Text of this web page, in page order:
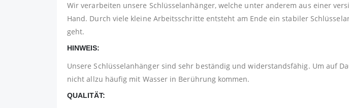
Wir verarbeiten unsere Schlüsselanhänger, welche unter anderem aus einer
Hand. Durch viele kleine Arbeitsschritte entsteht am Ende ein stabiler
geht.
HINWEIS:
Unsere Schlüsselanhänger sind sehr beständig und widerstandsfähig. Um auf
nicht allzu häufig mit Wasser in Berührung kommen.
QUALITÄT: